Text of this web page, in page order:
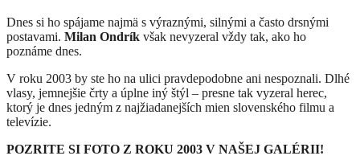
Dnes si ho spájame najmä s výraznými, silnými a často drsnými
postavami. Milan Ondrík však nevyzeral vždy tak, ako ho
poznáme dnes.
V roku 2003 by ste ho na ulici pravdepodobne ani nespoznali. Dlhé
vlasy, jemnejšie črty a úplne iný štýl – presne tak vyzeral herec,
ktorý je dnes jedným z najžiadanejších mien slovenského filmu a
televízie.
POZRITE SI FOTO Z ROKU 2003 V NAŠEJ GALÉRII!